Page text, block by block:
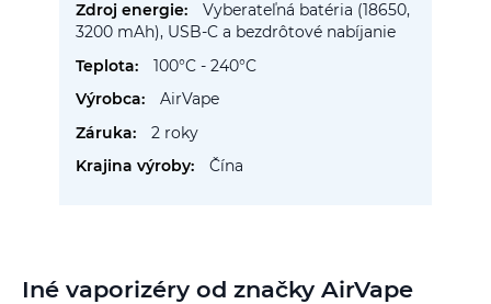
Vyberateľná batéria (18650,
3200 mAh), USB-C a bezdrôtové nabíjanie
100°C - 240°C
AirVape
2 roky
Čína
Iné vaporizéry od značky AirVape